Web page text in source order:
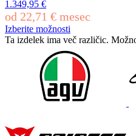
1.349,95 €
od 22,71 € mesec
Izberite možnosti
Ta izdelek ima več različic.